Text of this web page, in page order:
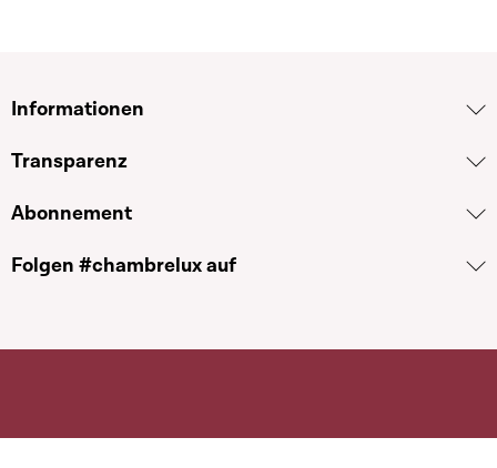
Informationen
Transparenz
Abonnement
Folgen #chambrelux auf